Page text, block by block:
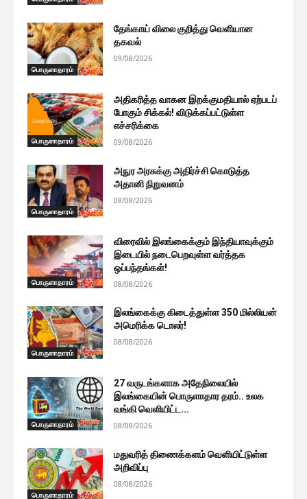
பொருளாதாரம்
தேங்காய் விலை குறித்து வெளியான
தகவல்
09/08/2026
பொருளாதாரம்
அதிகரித்த வாகன இறக்குமதியால் ஏற்படப்
போகும் சிக்கல்! விடுக்கப்பட்டுள்ள
எச்சரிக்கை
09/08/2026
பொருளாதாரம்
அநுர அரசுக்கு அதிர்ச்சி கொடுத்த
அதானி நிறுவனம்
08/08/2026
பொருளாதாரம்
விரைவில் இலங்கைக்கும் இந்தியாவுக்கும்
இடையில் நடைபெறவுள்ள வர்த்தக
ஒப்பந்தங்கள்!
08/08/2026
பொருளாதாரம்
இலங்கைக்கு கிடைத்துள்ள 350 மில்லியன்
அமெரிக்க டொலர்!
08/08/2026
பொருளாதாரம்
27 வருடங்களாக அதேநிலையில்
இலங்கையின் பொருளாதார தரம்.. உலக
வங்கி வெளியிட்ட...
08/08/2026
பொருளாதாரம்
மதுவரித் திணைக்களம் வெளியிட்டுள்ள
அறிவிப்பு
08/08/2026